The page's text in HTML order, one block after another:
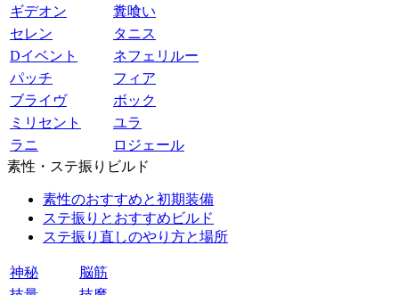
ギデオン
糞喰い
セレン
タニス
Dイベント
ネフェリルー
パッチ
フィア
ブライヴ
ボック
ミリセント
ユラ
ラニ
ロジェール
素性・ステ振りビルド
素性のおすすめと初期装備
ステ振りとおすすめビルド
ステ振り直しのやり方と場所
神秘
脳筋